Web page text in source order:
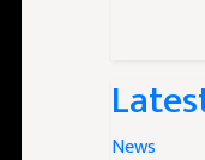
News